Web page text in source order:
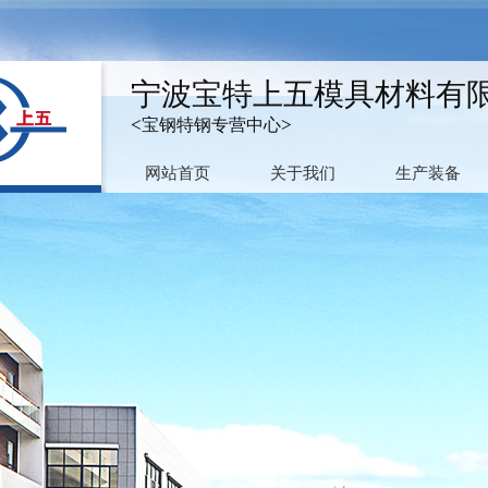
宁波宝特上五模具材料有
<宝钢特钢专营中心>
网站首页 关于我们 生产装备